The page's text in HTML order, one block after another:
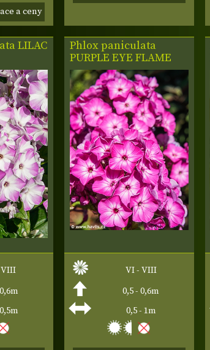
a ceny
LILAC
Phlox paniculata
PURPLE EYE FLAME
VI - VIII
0,5 - 0,6m
0,5 - 1m